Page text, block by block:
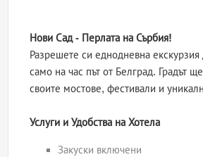
Нови Сад - Перлата на Сърбия!
Разрешете си еднодневна
само на час път от Белград. Градът
своите мостове, фестивали и
Услуги и Удобства на Хотела
Закуски включени